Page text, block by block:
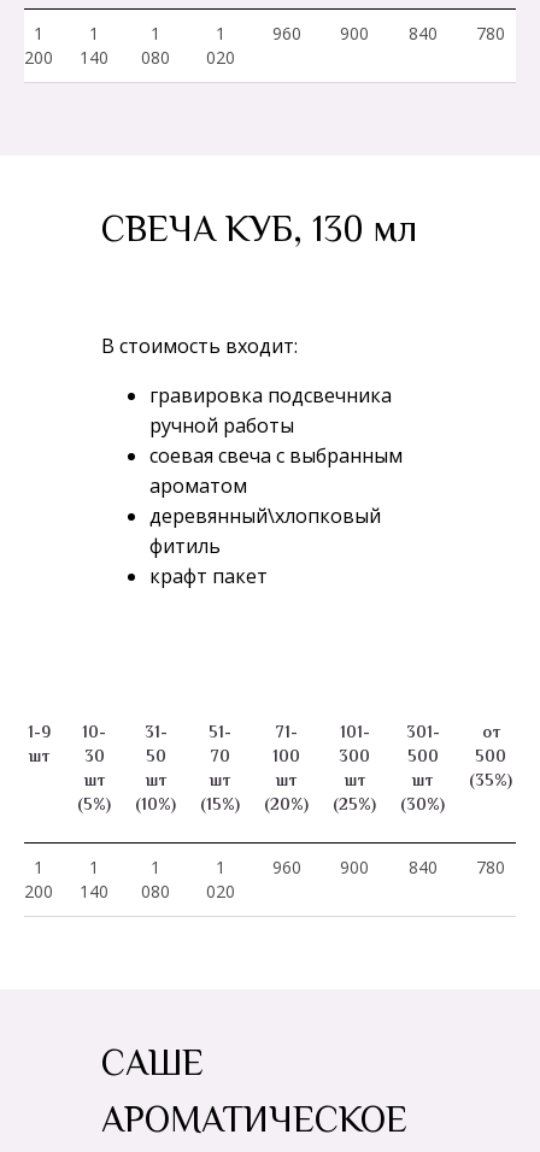
1
200
1
140
1
080
1
020
960 900 840 780
В стоимость входит:
гравировка подсвечника
ручной работы
соевая свеча с выбранным
ароматом
деревянный\хлопковый
фитиль
крафт пакет
СВЕЧА КУБ, 130 мл
1-9
шт
10-
30
шт
(5%)
31-
50
шт
(10%)
51-
70
шт
(15%)
71-
100
шт
(20%)
101-
300
шт
(25%)
301-
500
шт
(30%)
от
500
(35%)
1
200
1
140
1
080
1
020
960 900 840 780
САШЕ
АРОМАТИЧЕСКОЕ